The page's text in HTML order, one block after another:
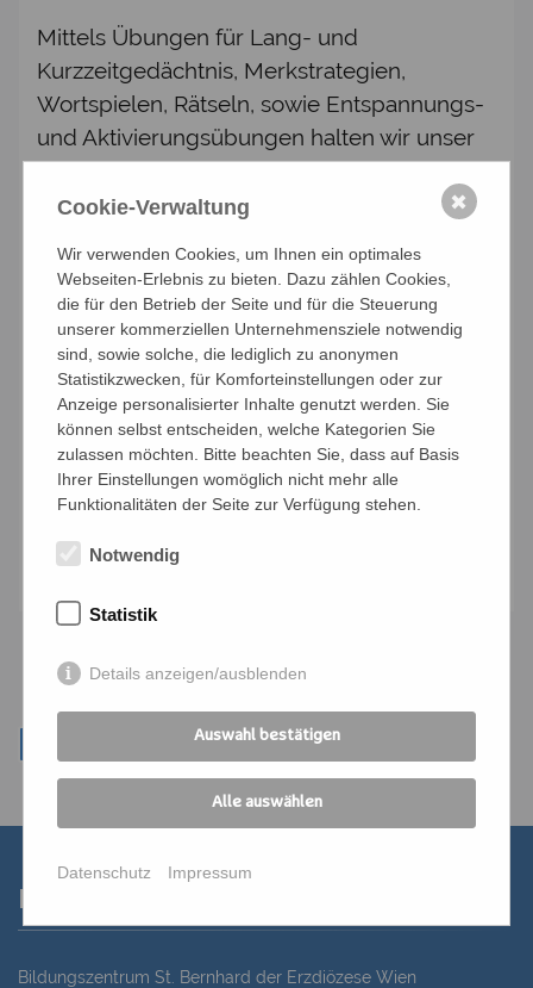
Mittels Übungen für Lang- und
Kurzzeitgedächtnis, Merkstrategien,
Wortspielen, Rätseln, sowie Entspannungs-
und Aktivierungsübungen halten wir unser
Gedächtnis in Schwung. Außerdem gibt es
immer wieder interessante Inputs zu
fröhliche und besinnliche Texte, die das
Herz berühren.
TERMIN: 14-tägig mittwochs von 14.30 -
16.00 Uhr PREIS: € 10,- für
Kneippmitglieder, € 12,- für Gäste Ich freue
mich auf Sie! Ein Einstieg in die Gruppe ist
jederzeit möglich.
Bildungszentrum St. Bernhard der Erzdiözese Wien
Cookie-Verwaltung
Wir verwenden Cookies, um Ihnen ein optimales
Webseiten-Erlebnis zu bieten. Dazu zählen Cookies,
die für den Betrieb der Seite und für die Steuerung
unserer kommerziellen Unternehmensziele notwendig
sind, sowie solche, die lediglich zu anonymen
Statistikzwecken, für Komforteinstellungen oder zur
Anzeige personalisierter Inhalte genutzt werden. Sie
können selbst entscheiden, welche Kategorien Sie
zulassen möchten. Bitte beachten Sie, dass auf Basis
Ihrer Einstellungen womöglich nicht mehr alle
Funktionalitäten der Seite zur Verfügung stehen.
Notwendig
Statistik
Details anzeigen/ausblenden
Auswahl bestätigen
Alle auswählen
Datenschutz Impressum
✖